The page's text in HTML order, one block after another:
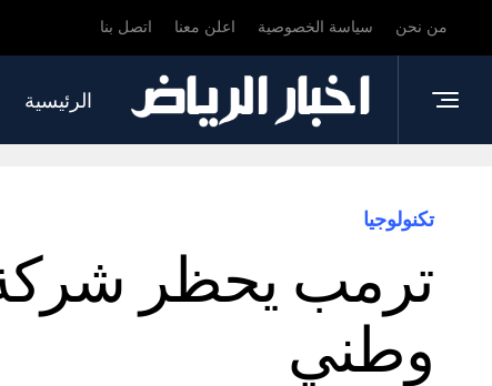
من نحن سياسة الخصوصية اعلن معنا اتصل بنا
الرئيسية
تكنولوجيا
ترمب يحظر شركة
وطني